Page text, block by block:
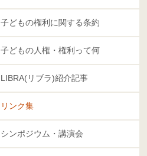
子どもの権利に関する条約
子どもの人権・権利って何
LIBRA(リブラ)紹介記事
リンク集
シンポジウム・講演会